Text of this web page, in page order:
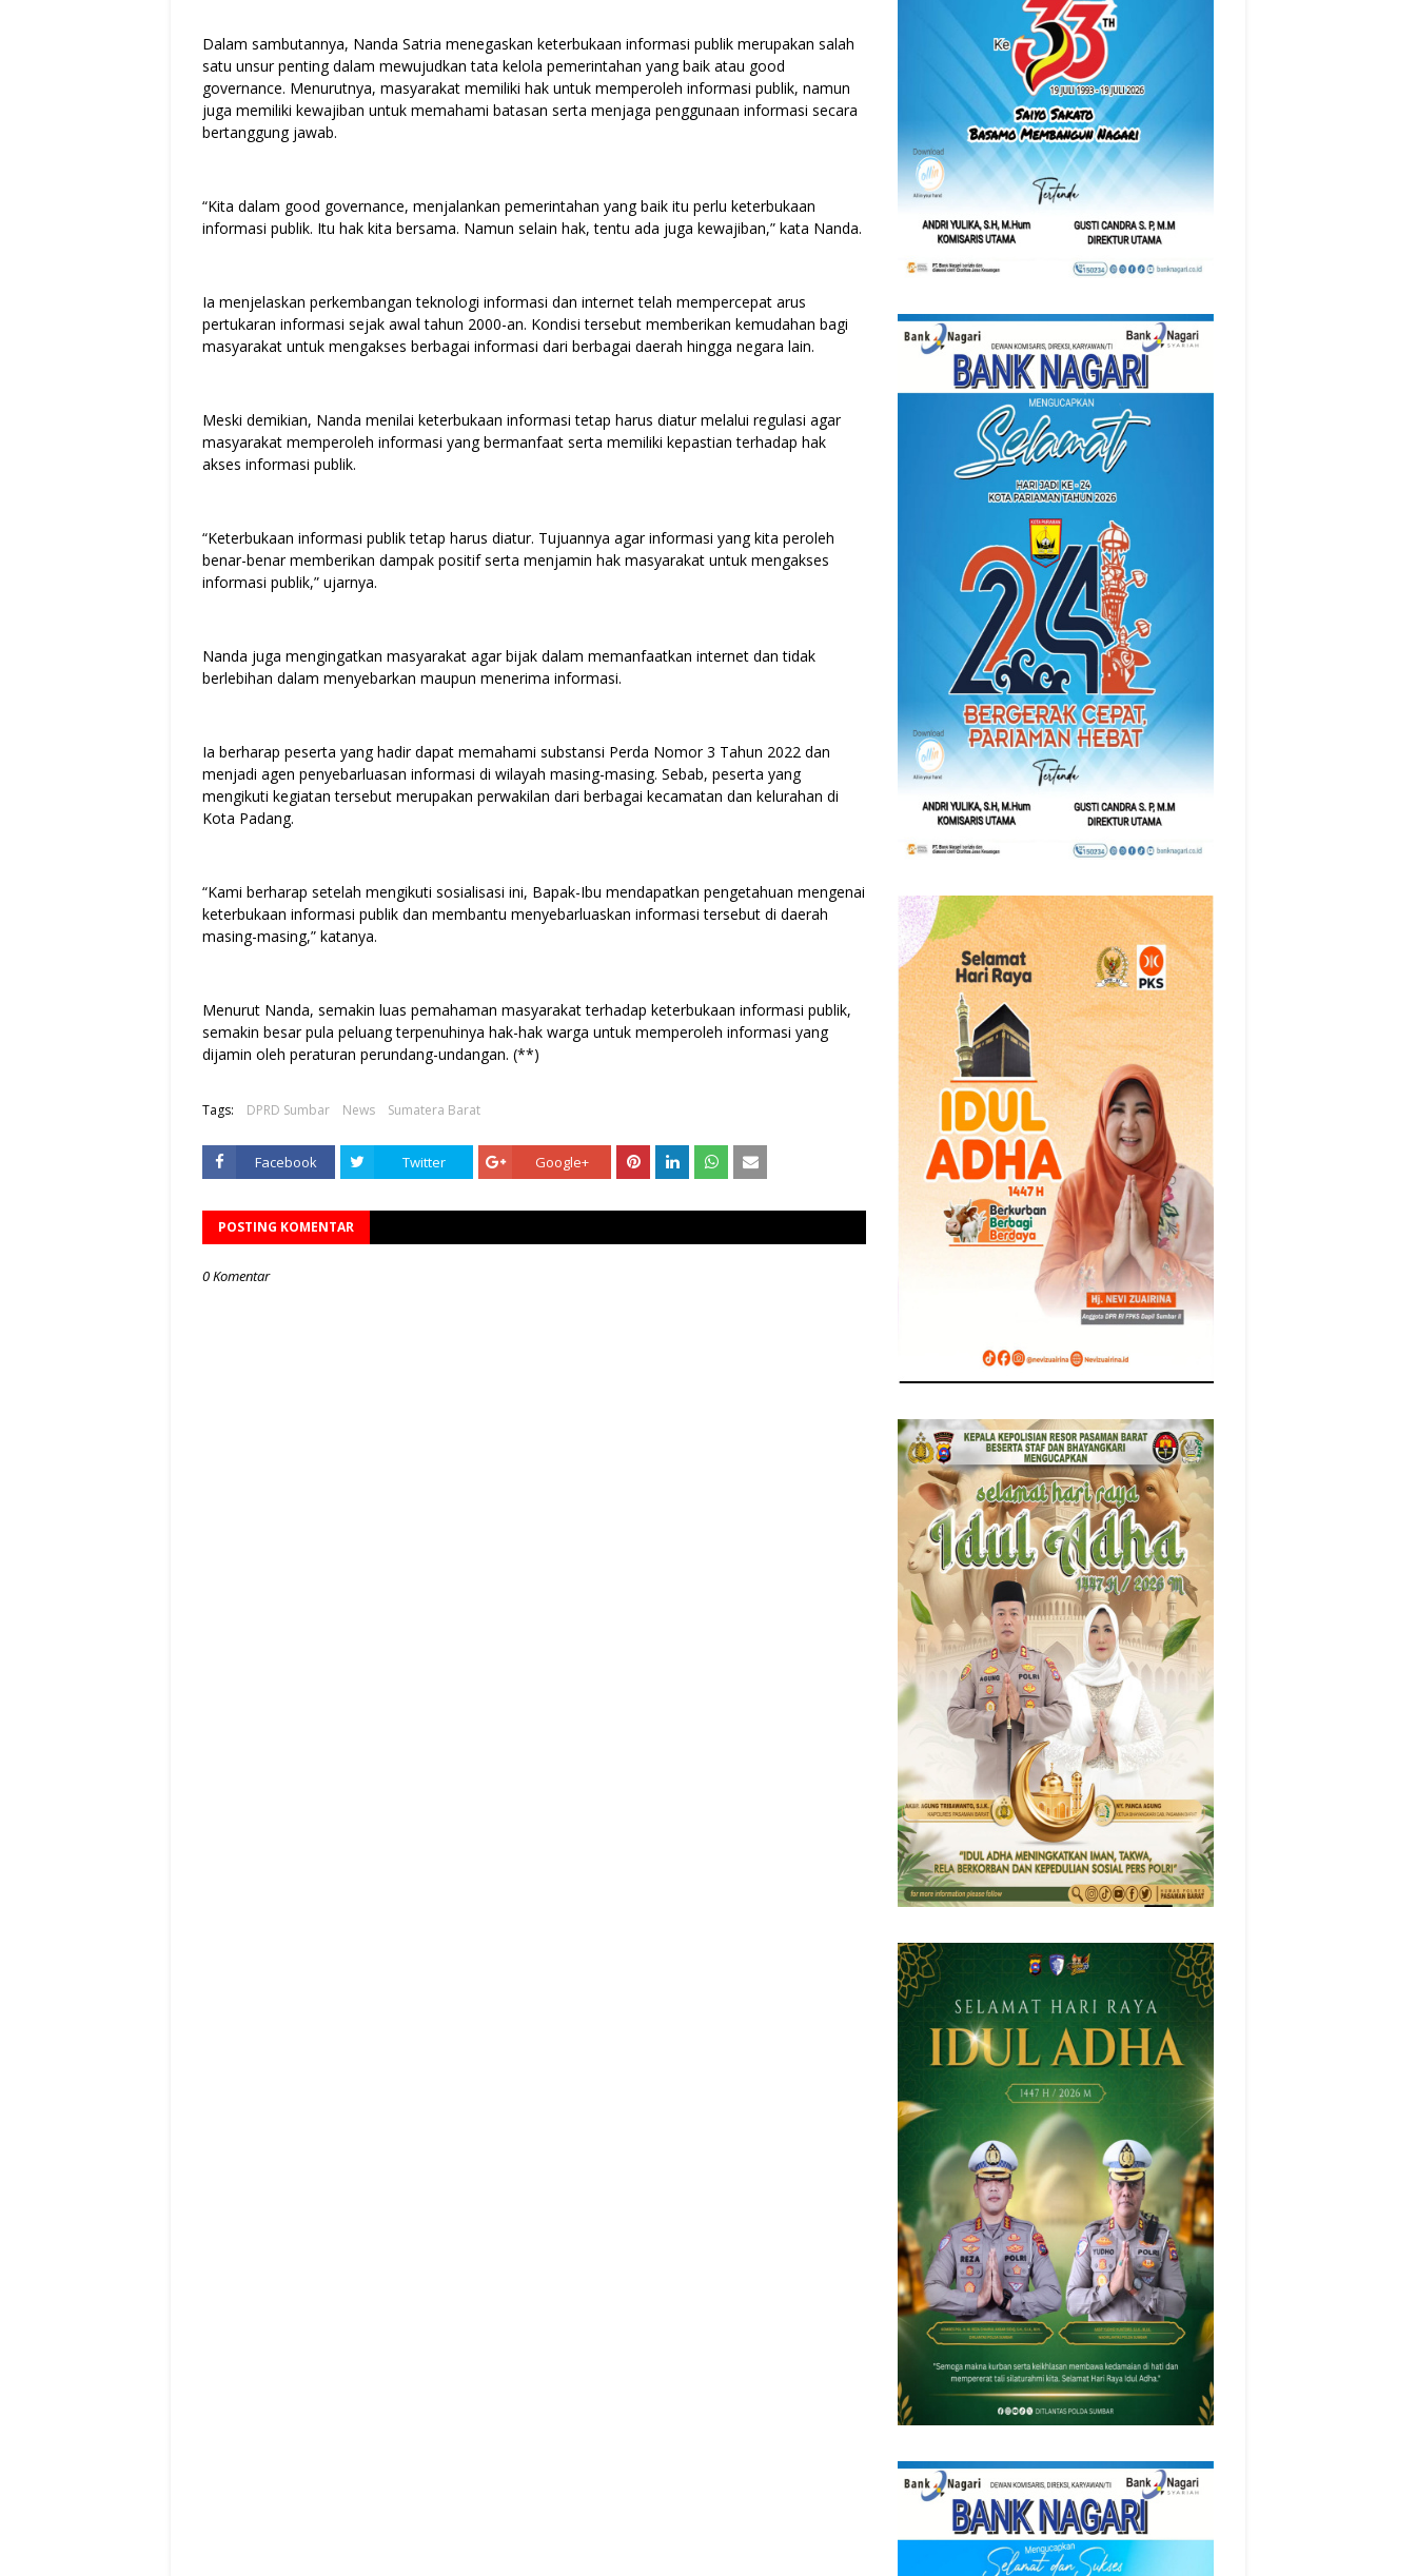
Dalam sambutannya, Nanda Satria menegaskan keterbukaan informasi publik merupakan salah
satu unsur penting dalam mewujudkan tata kelola pemerintahan yang baik atau good
governance. Menurutnya, masyarakat memiliki hak untuk memperoleh informasi publik, namun
juga memiliki kewajiban untuk memahami batasan serta menjaga penggunaan informasi secara
bertanggung jawab.
“Kita dalam good governance, menjalankan pemerintahan yang baik itu perlu keterbukaan
informasi publik. Itu hak kita bersama. Namun selain hak, tentu ada juga kewajiban,” kata Nanda.
Ia menjelaskan perkembangan teknologi informasi dan internet telah mempercepat arus
pertukaran informasi sejak awal tahun 2000-an. Kondisi tersebut memberikan kemudahan bagi
masyarakat untuk mengakses berbagai informasi dari berbagai daerah hingga negara lain.
Meski demikian, Nanda menilai keterbukaan informasi tetap harus diatur melalui regulasi agar
masyarakat memperoleh informasi yang bermanfaat serta memiliki kepastian terhadap hak
akses informasi publik.
“Keterbukaan informasi publik tetap harus diatur. Tujuannya agar informasi yang kita peroleh
benar-benar memberikan dampak positif serta menjamin hak masyarakat untuk mengakses
informasi publik,” ujarnya.
Nanda juga mengingatkan masyarakat agar bijak dalam memanfaatkan internet dan tidak
berlebihan dalam menyebarkan maupun menerima informasi.
Ia berharap peserta yang hadir dapat memahami substansi Perda Nomor 3 Tahun 2022 dan
menjadi agen penyebarluasan informasi di wilayah masing-masing. Sebab, peserta yang
mengikuti kegiatan tersebut merupakan perwakilan dari berbagai kecamatan dan kelurahan di
Kota Padang.
“Kami berharap setelah mengikuti sosialisasi ini, Bapak-Ibu mendapatkan pengetahuan mengenai
keterbukaan informasi publik dan membantu menyebarluaskan informasi tersebut di daerah
masing-masing,” katanya.
Menurut Nanda, semakin luas pemahaman masyarakat terhadap keterbukaan informasi publik,
semakin besar pula peluang terpenuhinya hak-hak warga untuk memperoleh informasi yang
dijamin oleh peraturan perundang-undangan. (**)
Tags: DPRD Sumbar News Sumatera Barat
Facebook Twitter Google+
POSTING KOMENTAR
0 Komentar